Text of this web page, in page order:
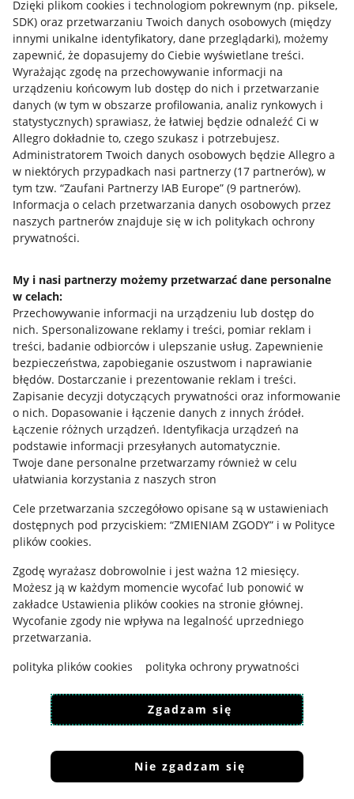
Dzięki plikom cookies i technologiom pokrewnym (np. piksele,
SDK) oraz przetwarzaniu Twoich danych osobowych (między
innymi unikalne identyfikatory, dane przeglądarki), możemy
zapewnić, że dopasujemy do Ciebie wyświetlane treści.
Wyrażając zgodę na przechowywanie informacji na
urządzeniu końcowym lub dostęp do nich i przetwarzanie
danych (w tym w obszarze profilowania, analiz rynkowych i
statystycznych) sprawiasz, że łatwiej będzie odnaleźć Ci w
Allegro dokładnie to, czego szukasz i potrzebujesz.
Administratorem Twoich danych osobowych będzie Allegro a
w niektórych przypadkach nasi partnerzy (17 partnerów), w
tym tzw. “Zaufani Partnerzy IAB Europe” (9 partnerów).
Informacja o celach przetwarzania danych osobowych przez
naszych partnerów znajduje się w ich politykach ochrony
prywatności.
My i nasi partnerzy możemy przetwarzać dane personalne
w celach:
Przechowywanie informacji na urządzeniu lub dostęp do
nich. Spersonalizowane reklamy i treści, pomiar reklam i
treści, badanie odbiorców i ulepszanie usług. Zapewnienie
bezpieczeństwa, zapobieganie oszustwom i naprawianie
błędów. Dostarczanie i prezentowanie reklam i treści.
Zapisanie decyzji dotyczących prywatności oraz informowanie
o nich. Dopasowanie i łączenie danych z innych źródeł.
Łączenie różnych urządzeń. Identyfikacja urządzeń na
podstawie informacji przesyłanych automatycznie.
Twoje dane personalne przetwarzamy również w celu
ułatwiania korzystania z naszych stron
Cele przetwarzania szczegółowo opisane są w ustawieniach
dostępnych pod przyciskiem: “ZMIENIAM ZGODY” i w Polityce
plików cookies.
Zgodę wyrażasz dobrowolnie i jest ważna 12 miesięcy.
Możesz ją w każdym momencie wycofać lub ponowić w
zakładce Ustawienia plików cookies na stronie głównej.
Wycofanie zgody nie wpływa na legalność uprzedniego
przetwarzania.
polityka plików cookies
polityka ochrony prywatności
Zgadzam się
Nie zgadzam się
Przydatne informacje
Jak to działa
Allegro Gadane dla sprzedających
Allegro Gadane dla kupujących
Mapa miejscowości
Informacje prawne
Regulamin
Polityka plików "cookies"
Ustawienia plików "cookies"
Udostępnianie lokalizacji
Informacje dla Aktu o Usługach Cyfrowych
Pobierz aplikację
Korzystanie z serwisu oznacza akceptacjęregulaminu